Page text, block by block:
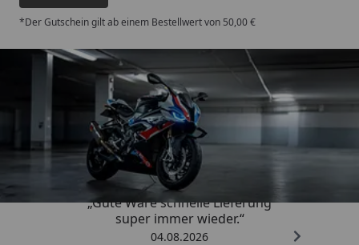
*Der Gutschein gilt ab einem Bestellwert von 50,00 €
Trusted Shops
4,85/ 5
„Gute Ware schnelle Lieferung
super immer wieder.“
04.08.2026